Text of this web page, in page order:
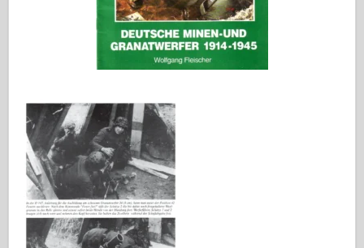
Hasegawa
HobbyBoss
Icm
Italeri
Legenda
Meng Model
Tamiya